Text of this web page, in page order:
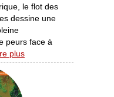
le flot des
dessine une
peurs face à
plus